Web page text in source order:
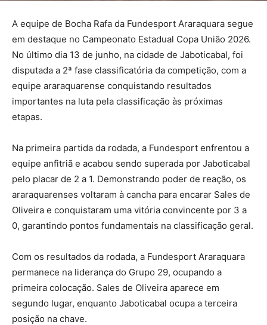
A equipe de Bocha Rafa da Fundesport Araraquara segue
em destaque no Campeonato Estadual Copa União 2026.
No último dia 13 de junho, na cidade de Jaboticabal, foi
disputada a 2ª fase classificatória da competição, com a
equipe araraquarense conquistando resultados
importantes na luta pela classificação às próximas
etapas.
Na primeira partida da rodada, a Fundesport enfrentou a
equipe anfitriã e acabou sendo superada por Jaboticabal
pelo placar de 2 a 1. Demonstrando poder de reação, os
araraquarenses voltaram à cancha para encarar Sales de
Oliveira e conquistaram uma vitória convincente por 3 a
0, garantindo pontos fundamentais na classificação geral.
Com os resultados da rodada, a Fundesport Araraquara
permanece na liderança do Grupo 29, ocupando a
primeira colocação. Sales de Oliveira aparece em
segundo lugar, enquanto Jaboticabal ocupa a terceira
posição na chave.